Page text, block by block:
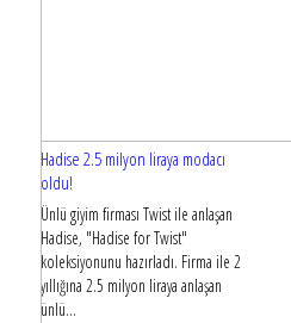
Hadise 2.5 milyon liraya modacı
oldu!
Ünlü giyim firması Twist ile anlaşan
Hadise, "Hadise for Twist"
koleksiyonunu hazırladı. Firma ile 2
yıllığına 2.5 milyon liraya anlaşan
ünlü...